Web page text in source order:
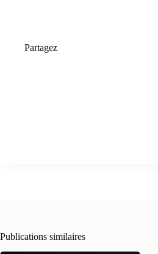
Partagez
Publications similaires